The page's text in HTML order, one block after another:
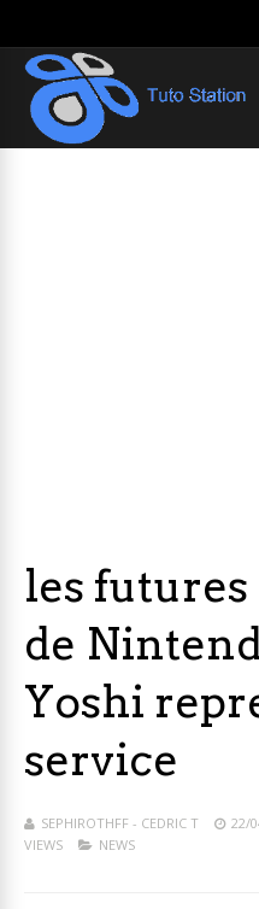
les
de
Yoshi
service
SEPHIROTHFF - CEDRIC T 22/
VIEWS
NEWS